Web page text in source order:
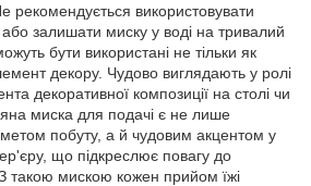
рекомендується використовувати
залишати миску у воді на тривалий
бути використані не тільки як
декору. Чудово виглядають у ролі
декоративної композиції на столі чи
миска для подачі є не лише
побуту, а й чудовим акцентом у
що підкреслює повагу до
такою мискою кожен прийом їжі